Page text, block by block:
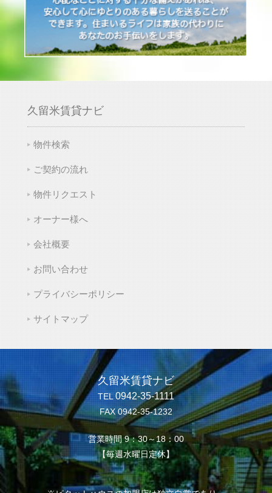
久留米賃貸ナビ
物件検索
ご契約の流れ
物件リクエスト
オーナー様へ
会社概要
お問い合わせ
プライバシーポリシー
サイトマップ
久留米賃貸ナビ
TEL0942-35-1111
FAX 0942-35-1232
営業時間 9：30～18：00
【毎週水曜日定休】